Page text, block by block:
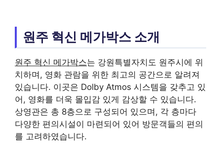
원주 혁신 메가박스 소개
원주 혁신 메가박스는 강원특별자치도 원주시에 위
치하며, 영화 관람을 위한 최고의 공간으로 알려져
있습니다. 이곳은 Dolby Atmos 시스템을 갖추고 있
어, 영화를 더욱 몰입감 있게 감상할 수 있습니다.
상영관은 총 8층으로 구성되어 있으며, 각 층마다
다양한 편의시설이 마련되어 있어 방문객들의 편의
를 고려하였습니다.